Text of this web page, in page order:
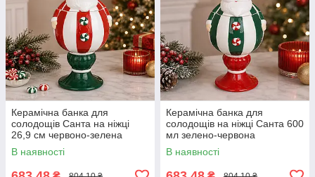
Керамічна банка для
солодощів Санта на ніжці
26,9 см червоно-зелена
В наявності
Керамічна банка для
солодощів на ніжці Санта 600
мл зелено-червона
В наявності